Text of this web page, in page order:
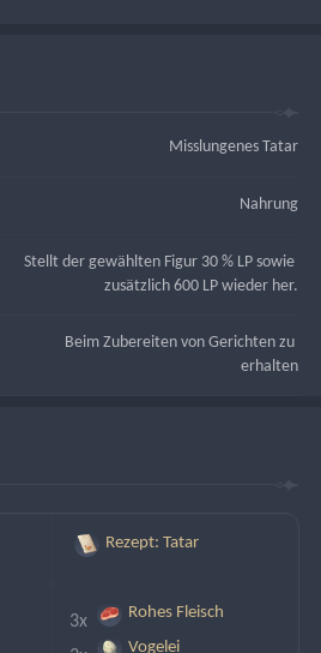
Misslungenes Tatar
Nahrung
Stellt der gewählten Figur 30 % LP sowie
zusätzlich 600 LP wieder her.
Beim Zubereiten von Gerichten zu
erhalten
Rezept: Tatar
3x Rohes Fleisch
Vogelei